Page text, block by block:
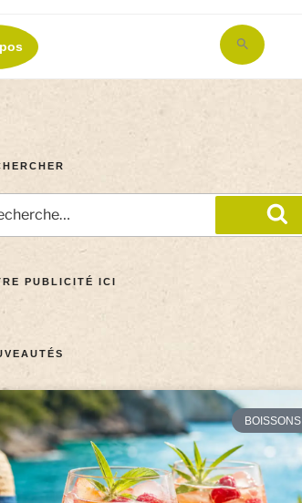
Search
for:
PUBLICITÉ ICI
BOISSONS